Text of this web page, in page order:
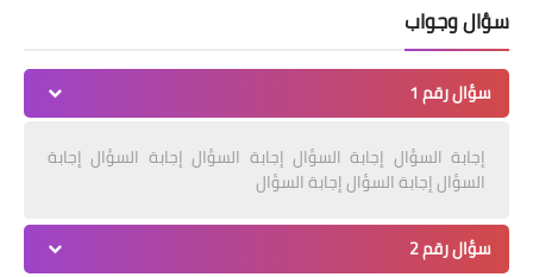
سؤال وجواب
سؤال رقم 1
إجابة السؤال إجابة السؤال إجابة السؤال إجابة السؤال إجابة
السؤال إجابة السؤال إجابة السؤال
سؤال رقم 2